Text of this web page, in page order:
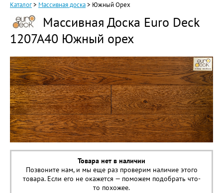
Каталог> Массивная доска> Южный Орех
Массивная Доска Euro Deck
1207A40 Южный орех
Товара нет в наличии
Позвоните нам, и мы еще раз проверим наличие этого
товара. Если его не окажется — поможем подобрать что-
то похожее.